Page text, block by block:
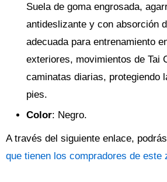
Suela de goma engrosada,
antideslizante y con absorción
adecuada para entrenamiento
exteriores, movimientos de Tai
caminatas diarias, protegiendo
pies.
Color: Negro.
A través del siguiente enlace,
que tienen los compradores de este